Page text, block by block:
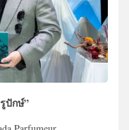
ปักษ์”